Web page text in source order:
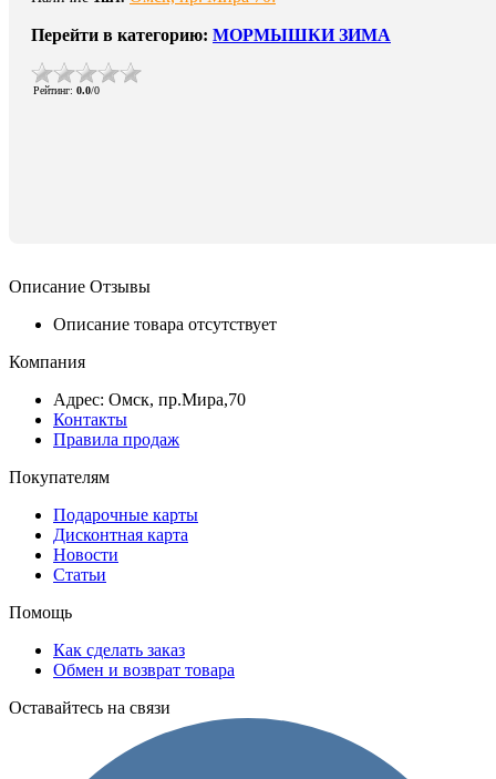
Перейти в категорию: МОРМЫШКИ ЗИМА
Рейтинг: 0.0/0
Описание Отзывы
Описание товара отсутствует
Компания
Адрес: Омск, пр.Мира,70
Контакты
Правила продаж
Покупателям
Подарочные карты
Дисконтная карта
Новости
Статьи
Помощь
Как сделать заказ
Обмен и возврат товара
Оставайтесь на связи